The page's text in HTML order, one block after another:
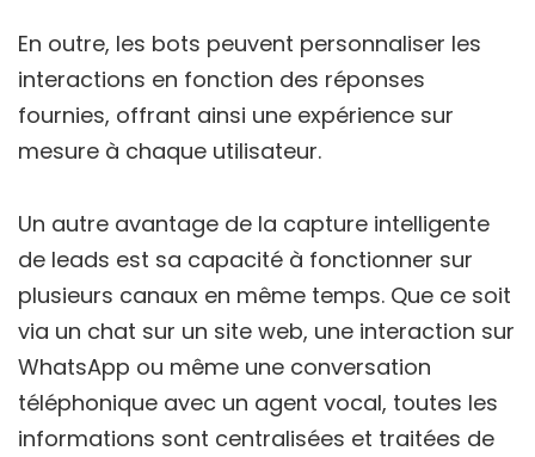
En outre, les bots peuvent personnaliser les
interactions en fonction des réponses
fournies, offrant ainsi une expérience sur
mesure à chaque utilisateur.
Un autre avantage de la capture intelligente
de leads est sa capacité à fonctionner sur
plusieurs canaux en même temps. Que ce soit
via un chat sur un site web, une interaction sur
WhatsApp ou même une conversation
téléphonique avec un agent vocal, toutes les
informations sont centralisées et traitées de